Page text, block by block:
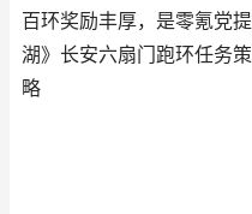
百环奖励丰厚，是零氪党
湖》长安六扇门跑环任务
略